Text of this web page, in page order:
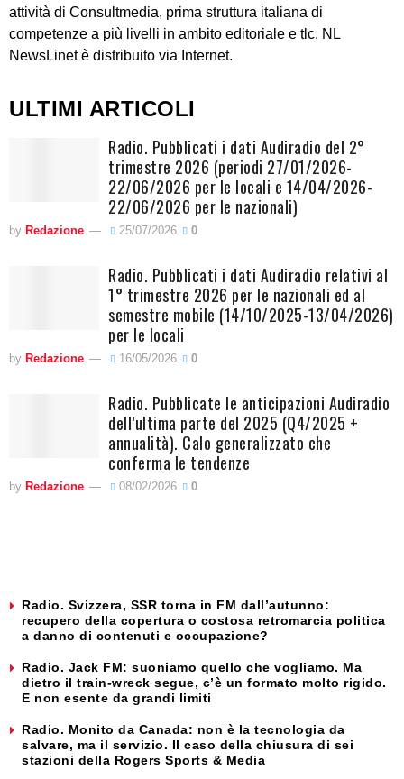
attività di Consultmedia, prima struttura italiana di
competenze a più livelli in ambito editoriale e tlc. NL
NewsLinet è distribuito via Internet.
ULTIMI ARTICOLI
Radio. Pubblicati i dati Audiradio del 2°
trimestre 2026 (periodi 27/01/2026-
22/06/2026 per le locali e 14/04/2026-
22/06/2026 per le nazionali)
by Redazione 25/07/2026 0
Radio. Pubblicati i dati Audiradio relativi al
1° trimestre 2026 per le nazionali ed al
semestre mobile (14/10/2025-13/04/2026)
per le locali
by Redazione 16/05/2026 0
Radio. Pubblicate le anticipazioni Audiradio
dell’ultima parte del 2025 (Q4/2025 +
annualità). Calo generalizzato che
conferma le tendenze
by Redazione 08/02/2026 0
Radio. Svizzera, SSR torna in FM dall’autunno:
recupero della copertura o costosa retromarcia politica
a danno di contenuti e occupazione?
Radio. Jack FM: suoniamo quello che vogliamo. Ma
dietro il train-wreck segue, c’è un formato molto rigido.
E non esente da grandi limiti
Radio. Monito da Canada: non è la tecnologia da
salvare, ma il servizio. Il caso della chiusura di sei
stazioni della Rogers Sports & Media